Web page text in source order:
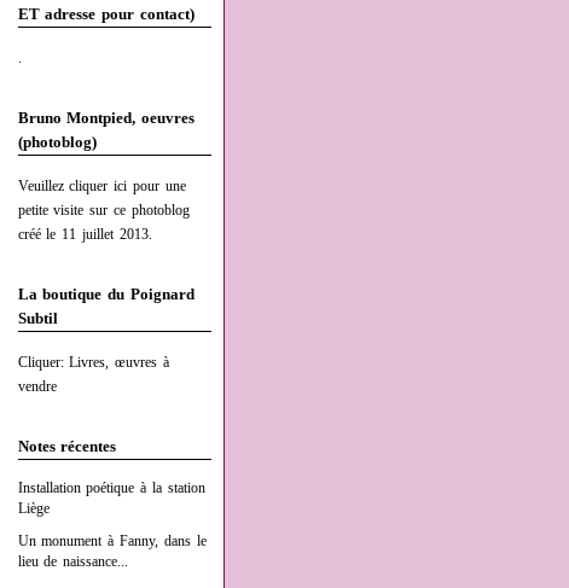
ET adresse pour contact)
.
Bruno Montpied, oeuvres
(photoblog)
Veuillez cliquer ici pour une
petite visite sur ce photoblog
créé le 11 juillet 2013.
La boutique du Poignard
Subtil
Cliquer: Livres, œuvres à
vendre
Notes récentes
Installation poétique à la station
Liège
Un monument à Fanny, dans le
lieu de naissance...